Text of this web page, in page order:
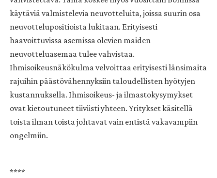
käytäviä valmistelevia neuvotteluita, joissa suurin osa
neuvottelupositioista lukitaan. Erityisesti
haavoittuvissa asemissa olevien maiden
neuvotteluasemaa tulee vahvistaa.
Ihmisoikeusnäkökulma velvoittaa erityisesti länsimaita
rajuihin päästövähennyksiin taloudellisten hyötyjen
kustannuksella. Ihmisoikeus- ja ilmastokysymykset
ovat kietoutuneet tiiviisti yhteen. Yritykset käsitellä
toista ilman toista johtavat vain entistä vakavampiin
ongelmiin.
****